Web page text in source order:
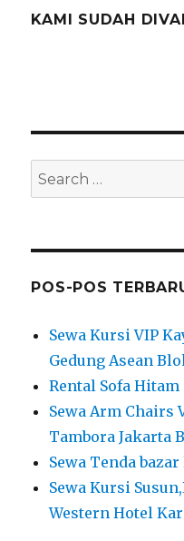
KAMI SUDAH
Search
for:
POS-POS
Sewa Kursi VIP
Gedung Asean
Rental Sofa
Sewa Arm Chairs
Tambora Jakarta
Sewa Tenda
Sewa Kursi
Western Hotel